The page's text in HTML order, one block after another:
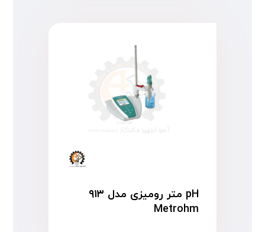
pH متر رومیزی مدل ۹۱۳
Metrohm